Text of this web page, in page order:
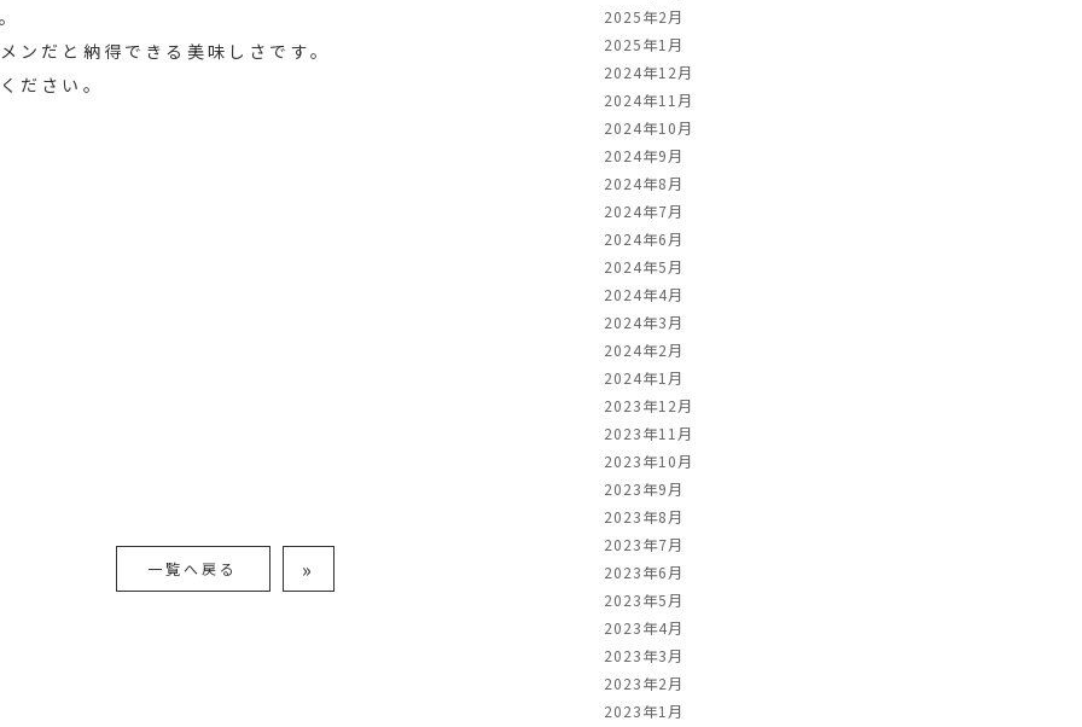
ンだと納得できる美味しさです。
ださい。
一覧へ戻る »
2025年2月
2025年1月
2024年12月
2024年11月
2024年10月
2024年9月
2024年8月
2024年7月
2024年6月
2024年5月
2024年4月
2024年3月
2024年2月
2024年1月
2023年12月
2023年11月
2023年10月
2023年9月
2023年8月
2023年7月
2023年6月
2023年5月
2023年4月
2023年3月
2023年2月
2023年1月